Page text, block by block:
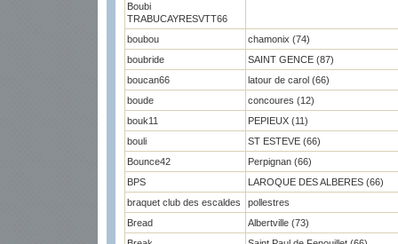
Boubi
TRABUCAYRESVTT66
boubou
chamonix (74)
boubride
SAINT GENCE (87)
boucan66
latour de carol (66)
boude
concoures (12)
bouk11
PEPIEUX (11)
bouli
ST ESTEVE (66)
Bounce42
Perpignan (66)
BPS
LAROQUE DES ALBERES (66)
braquet club des escaldes
pollestres
Bread
Albertville (73)